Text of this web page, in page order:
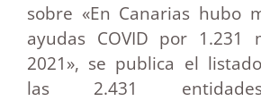
sobre «En Canarias hubo
ayudas COVID por 1.231
2021», se publica el
las 2.431